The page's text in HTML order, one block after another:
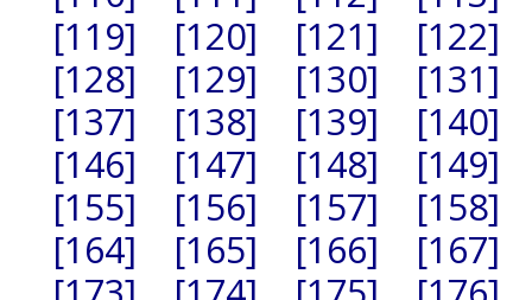
[119]
[120] [121]
[122]
[128]
[129] [130]
[131]
[137]
[138] [139]
[140]
[146]
[147] [148]
[149]
[155]
[156] [157]
[158]
[164]
[165] [166]
[167]